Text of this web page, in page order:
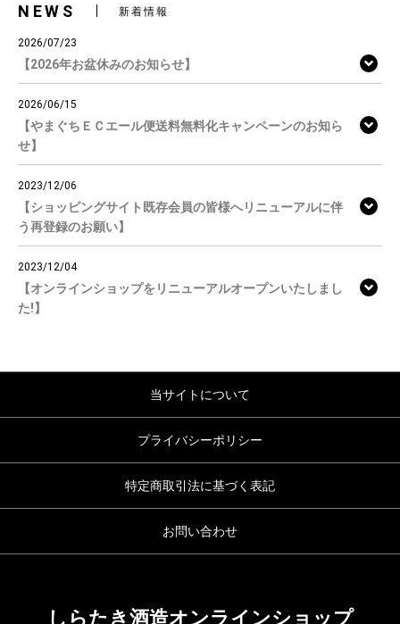
NEWS 新着情報
2026/07/23
【2026年お盆休みのお知らせ】
2026/06/15
【やまぐちＥＣエール便送料無料化キャンペーンのお知ら
せ】
2023/12/06
【ショッピングサイト既存会員の皆様へリニューアルに伴
う再登録のお願い】
2023/12/04
【オンラインショップをリニューアルオープンいたしまし
た!】
当サイトについて
プライバシーポリシー
特定商取引法に基づく表記
お問い合わせ
しらたき酒造オンラインショップ